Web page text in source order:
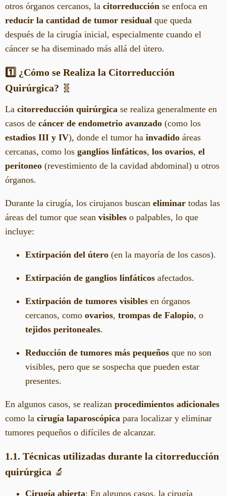
otros órganos cercanos, la citorreducción se enfoca en
reducir la cantidad de tumor residual que queda
después de la cirugía inicial, especialmente cuando el
cáncer se ha diseminado más allá del útero.
1️⃣ ¿Cómo se Realiza la Citorreducción
Quirúrgica? 🧬
La citorreducción quirúrgica se realiza generalmente en
casos de cáncer de endometrio avanzado (como los
estadios III y IV), donde el tumor ha invadido áreas
cercanas, como los ganglios linfáticos, los ovarios, el
peritoneo (revestimiento de la cavidad abdominal) u otros
órganos.
Durante la cirugía, los cirujanos buscan eliminar todas las
áreas del tumor que sean visibles o palpables, lo que
incluye:
Extirpación del útero (en la mayoría de los casos).
Extirpación de ganglios linfáticos afectados.
Extirpación de tumores visibles en órganos
cercanos, como ovarios, trompas de Falopio, o
tejidos peritoneales.
Reducción de tumores más pequeños que no son
visibles, pero que se sospecha que pueden estar
presentes.
En algunos casos, se realizan procedimientos adicionales
como la cirugía laparoscópica para localizar y eliminar
tumores pequeños o difíciles de alcanzar.
1.1. Técnicas utilizadas durante la citorreducción
quirúrgica 🔬
Cirugía abierta: En algunos casos, la cirugía